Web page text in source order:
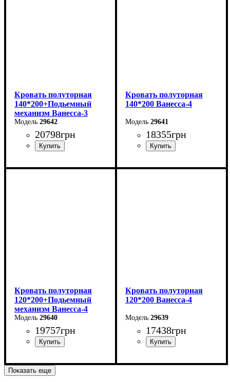
Кровать полуторная
140*200+Подьемный
механизм Ванесса-3
29642
20798грн
Ширина: 166 см
Кровать полуторная
140*200 Ванесса-4
29641
18355грн
Ширина: 166 см
Кровать полуторная
120*200+Подьемный
механизм Ванесса-4
29640
19757грн
Ширина: 146 см
Высота: 86 см
Кровать полуторная
120*200 Ванесса-4
29639
17438грн
Ширина: 146 см
Показать еще